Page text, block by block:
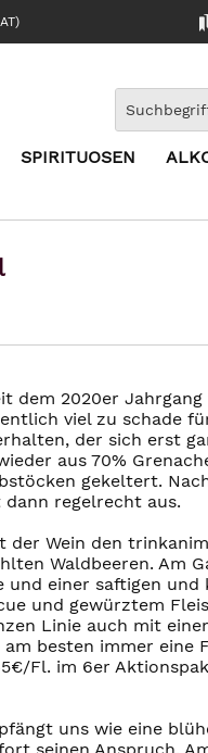
SPIRITUOSEN
dem 2020er
viel zu schade
der sich erst
aus 70%
gekeltert.
regelrecht aus.
Wein den
Waldbeeren. Am
einer saftigen
und gewürztem
Linie auch mit
besten immer eine
Fl. im 6er
uns wie eine